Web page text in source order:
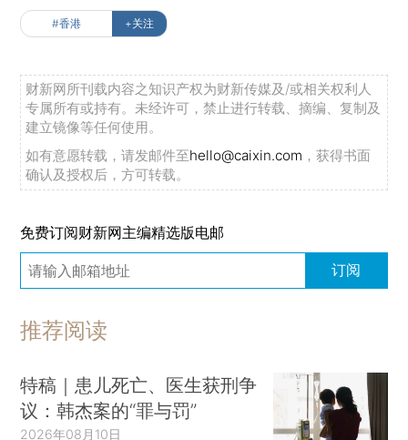
#香港 +关注
财新网所刊载内容之知识产权为财新传媒及/或相关权利人
专属所有或持有。未经许可，禁止进行转载、摘编、复制及
建立镜像等任何使用。
如有意愿转载，请发邮件至hello@caixin.com ，获得书面
确认及授权后，方可转载。
免费订阅财新网主编精选版电邮
订阅
推荐阅读
特稿｜患儿死亡、医生获刑争
议：韩杰案的“罪与罚”
2026年08月10日